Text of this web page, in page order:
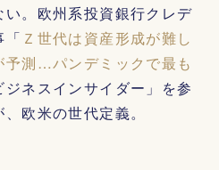
。欧州系投資銀行クレデ
「 Ｚ世代は資産形成が難し
予測…パンデミックで最も
ジネスインサイダー」を参
欧米の世代定義。